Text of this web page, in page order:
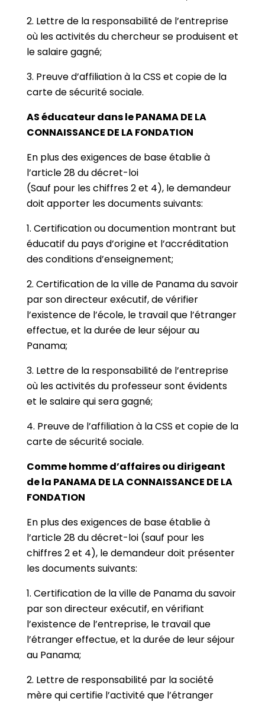
2. Lettre de la responsabilité de l’entreprise
où les activités du chercheur se produisent et
le salaire gagné;
3. Preuve d’affiliation à la CSS et copie de la
carte de sécurité sociale.
AS éducateur dans le PANAMA DE LA
CONNAISSANCE DE LA FONDATION
En plus des exigences de base établie à
l’article 28 du décret-loi
(Sauf pour les chiffres 2 et 4), le demandeur
doit apporter les documents suivants:
1. Certification ou documention montrant but
éducatif du pays d’origine et l’accréditation
des conditions d’enseignement;
2. Certification de la ville de Panama du savoir
par son directeur exécutif, de vérifier
l’existence de l’école, le travail que l’étranger
effectue, et la durée de leur séjour au
Panama;
3. Lettre de la responsabilité de l’entreprise
où les activités du professeur sont évidents
et le salaire qui sera gagné;
4. Preuve de l’affiliation à la CSS et copie de la
carte de sécurité sociale.
Comme homme d’affaires ou dirigeant
de la PANAMA DE LA CONNAISSANCE DE LA
FONDATION
En plus des exigences de base établie à
l’article 28 du décret-loi (sauf pour les
chiffres 2 et 4), le demandeur doit présenter
les documents suivants:
1. Certification de la ville de Panama du savoir
par son directeur exécutif, en vérifiant
l’existence de l’entreprise, le travail que
l’étranger effectue, et la durée de leur séjour
au Panama;
2. Lettre de responsabilité par la société
mère qui certifie l’activité que l’étranger